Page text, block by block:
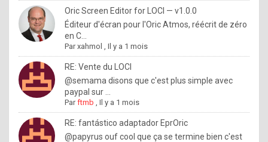
o
u
w
a
n
t
o
Oric Screen Editor for LOCI — v1.0.0
Éditeur d'écran pour l'Oric Atmos, réécrit de zéro
en C...
Parxahmol ,Il y a 1 mois
RE: Vente du LOCI
@semama disons que c'est plus simple avec
paypal sur ...
Parftmb ,Il y a 1 mois
RE: fantástico adaptador EprOric
@papyrus ouf cool que ça se termine bien c'est